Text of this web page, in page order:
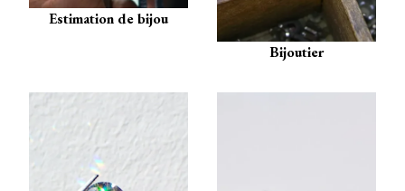
Estimation de bijou
Bijoutier